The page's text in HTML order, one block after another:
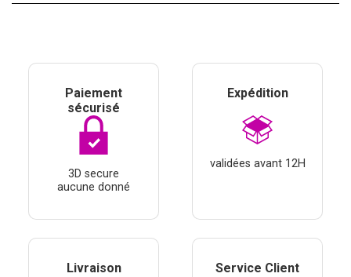
Paiement
sécurisé
3D secure
aucune donné
Expédition
validées avant 12H
Livraison Service Client